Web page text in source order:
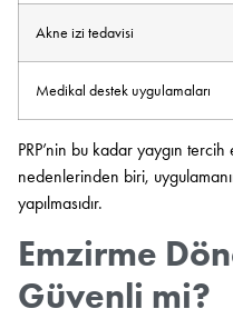
Akne izi tedavisi
Medikal destek uygulamaları
PRP’nin bu kadar yaygın
nedenlerinden biri,
yapılmasıdır.
Emzirme
Güvenli mi?